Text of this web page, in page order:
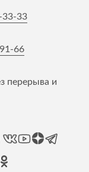
33-33
66
перерыва и